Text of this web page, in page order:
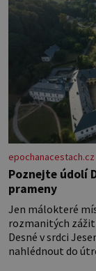
epochanacestach.cz
Poznejte údolí
prameny
Jen málokteré
rozmanitých
Desné v srdci
nahlédnout do